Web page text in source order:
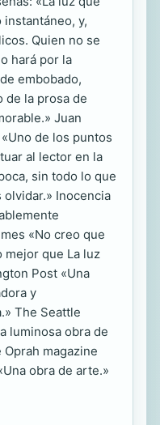
y,
Quien no se
hará por la
embobado,
de la prosa de
Juan
de los puntos
al lector en la
sin todo lo que
Inocencia
«No creo que
mejor que La luz
Post «Una
y
The Seattle
luminosa obra de
magazine
obra de arte.»